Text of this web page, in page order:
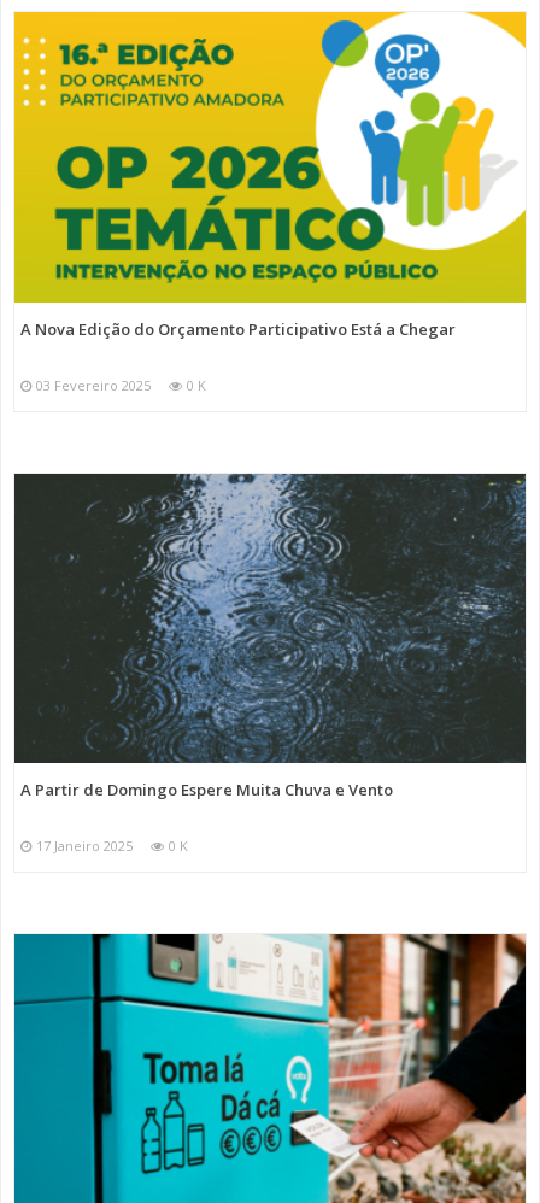
A Nova Edição do Orçamento Participativo Está a Chegar
03 Fevereiro 2025 0 K
A Partir de Domingo Espere Muita Chuva e Vento
17 Janeiro 2025 0 K